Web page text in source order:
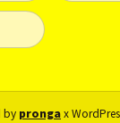
by prongax